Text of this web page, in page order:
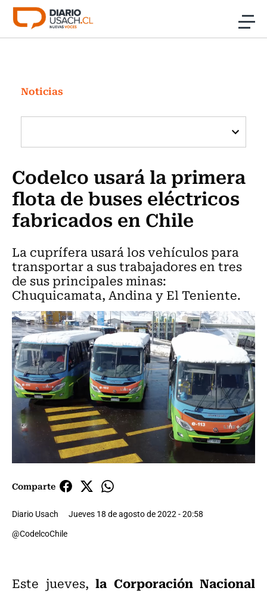
Click acá para ir directamente al contenido
Investigación
Cultura
Programas Radio y TV Usach
Noticias
Codelco usará la primera
flota de buses eléctricos
fabricados en Chile
La cuprífera usará los vehículos para
transportar a sus trabajadores en tres
de sus principales minas:
Chuquicamata, Andina y El Teniente.
Comparte
Diario Usach
Jueves 18 de agosto de 2022 - 20:58
@CodelcoChile
Este jueves, la Corporación Nacional